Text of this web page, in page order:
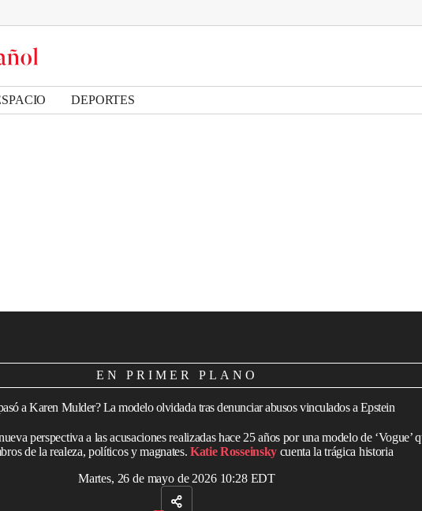
DEPORTES
EN PRIMER PLANO
a Karen Mulder? La modelo olvidada tras denunciar abusos vinculados a Epstein
perspectiva a las acusaciones realizadas hace 25 años por una modelo de ‘Vogue’
de la realeza, políticos y magnates.Katie Rosseinskycuenta la trágica historia
Martes, 26 de mayo de 2026 10:28 EDT